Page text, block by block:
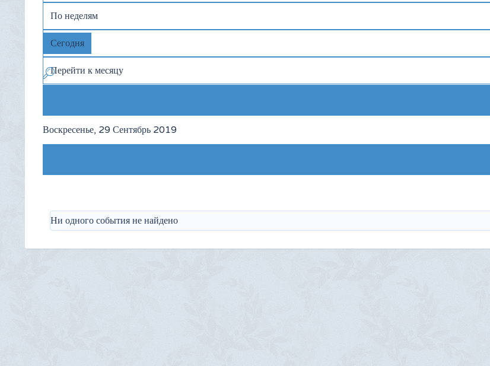
По неделям
Сегодня
Перейти к месяцу
Воскресенье, 29 Сентябрь 2019
Ни одного события не найдено